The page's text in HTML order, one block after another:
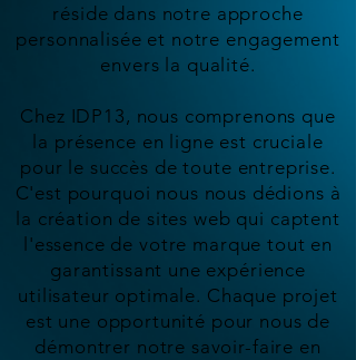
réside dans notre approche
personnalisée et notre engagement
envers la qualité.
Chez IDP13, nous comprenons que
la présence en ligne est cruciale
pour le succès de toute entreprise.
C'est pourquoi nous nous dédions à
la création de sites web qui captent
l'essence de votre marque tout en
garantissant une expérience
utilisateur optimale. Chaque projet
est une opportunité pour nous de
démontrer notre savoir-faire en